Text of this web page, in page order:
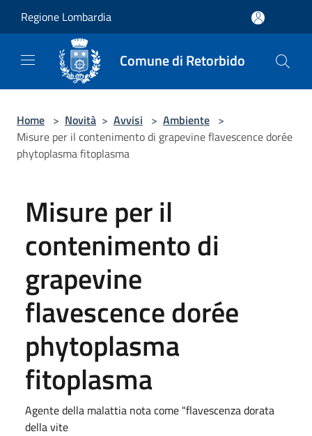
Regione Lombardia
Comune di Retorbido
Home > Novità > Avvisi > Ambiente >
Misure per il contenimento di grapevine flavescence dorée
phytoplasma fitoplasma
Misure per il
contenimento di
grapevine
flavescence dorée
phytoplasma
fitoplasma
Agente della malattia nota come "flavescenza dorata
della vite